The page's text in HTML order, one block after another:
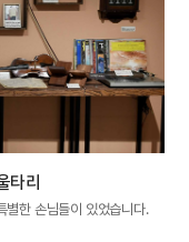
타리
별한 손님들이 있었습니다.